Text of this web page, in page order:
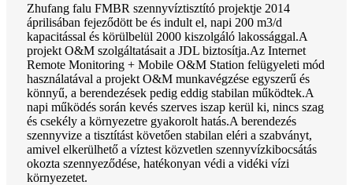
Zhufang falu FMBR szennyvíztisztító projektje 2014
áprilisában fejeződött be és indult el, napi 200 m3/d
kapacitással és körülbelül 2000 kiszolgáló lakossággal.A
projekt O&M szolgáltatásait a JDL biztosítja.Az Internet
Remote Monitoring + Mobile O&M Station felügyeleti mód
használatával a projekt O&M munkavégzése egyszerű és
könnyű, a berendezések pedig eddig stabilan működtek.A
napi működés során kevés szerves iszap kerül ki, nincs szag
és csekély a környezetre gyakorolt ​​hatás.A berendezés
szennyvize a tisztítást követően stabilan eléri a szabványt,
amivel elkerülhető a víztest közvetlen szennyvízkibocsátás
okozta szennyeződése, hatékonyan védi a vidéki vízi
környezetet.